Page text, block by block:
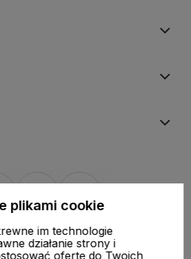
Szablon Shoper Modern 3.0™
GrowCommerce
plikami cookie
im technologie
działanie strony i
ofertę do Twoich